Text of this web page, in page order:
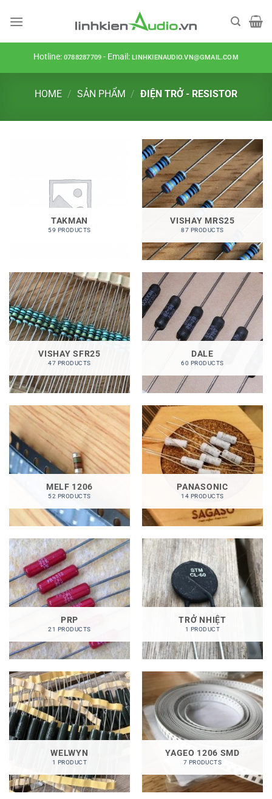
Hotline:0788287709 - Email:LINHKIENAUDIO.VN@GMAIL.COM
HOME / SẢN PHẨM / ĐIỆN TRỞ - RESISTOR
TAKMAN
59 PRODUCTS
VISHAY MRS25
87 PRODUCTS
VISHAY SFR25
47 PRODUCTS
DALE
60 PRODUCTS
MELF 1206
52 PRODUCTS
PANASONIC
14 PRODUCTS
PRP
21 PRODUCTS
TRỞ NHIỆT
1 PRODUCT
WELWYN
1 PRODUCT
YAGEO 1206 SMD
7 PRODUCTS